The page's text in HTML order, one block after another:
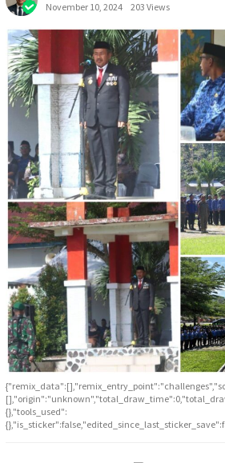
November 10, 2024
203 Views
{},"tools_used":